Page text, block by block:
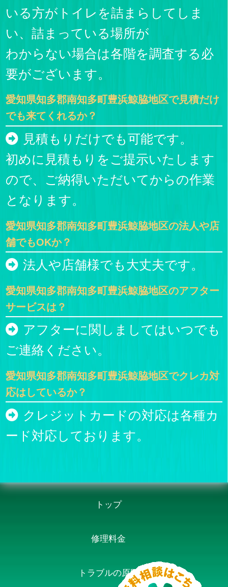
いる方がトイレを詰まらしてしま
い、詰まっている場所が
わからない場合は各階を調査する必
要がございます。
愛知県知多郡南知多町豊浜鯨脇地区で見積だけ
でも来てくれるか？
見積もりだけでも可能です。
初めに見積もりをご提示いたします
ので、ご納得いただいてからの作業
となります。
愛知県知多郡南知多町豊浜鯨脇地区の法人や店
舗でもOKか？
法人や店舗様でも大丈夫です。
愛知県知多郡南知多町豊浜鯨脇地区のアフター
サービスは？
アフターに関しましてはいつでも
ご連絡ください。
愛知県知多郡南知多町豊浜鯨脇地区でクレカ対
応はしているか？
クレジットカードの対応は各種カ
ード対応しております。
トップ
修理料金
トラブルの原因